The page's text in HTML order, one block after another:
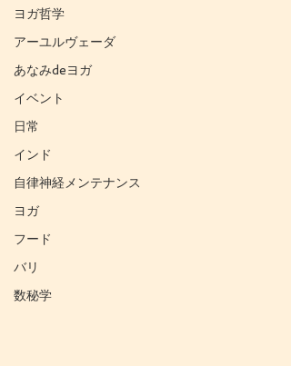
ヨガ哲学
アーユルヴェーダ
あなみdeヨガ
イベント
日常
インド
自律神経メンテナンス
ヨガ
フード
バリ
数秘学